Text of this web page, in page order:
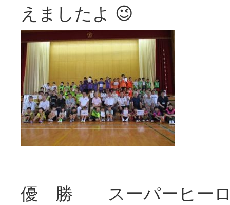
えましたよ 😉
優 勝 スーパーヒーロ